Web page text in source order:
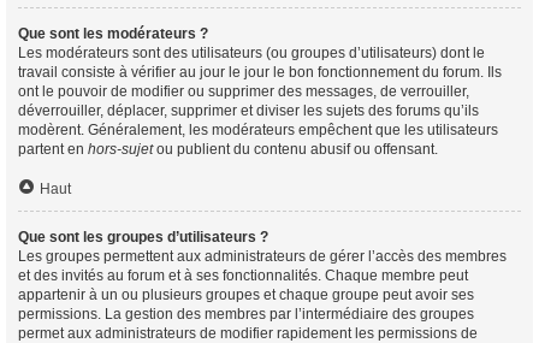
Que sont les modérateurs ?
Les modérateurs sont des utilisateurs (ou groupes d’utilisateurs) dont le
travail consiste à vérifier au jour le jour le bon fonctionnement du forum. Ils
ont le pouvoir de modifier ou supprimer des messages, de verrouiller,
déverrouiller, déplacer, supprimer et diviser les sujets des forums qu’ils
modèrent. Généralement, les modérateurs empêchent que les utilisateurs
partent en hors-sujetou publient du contenu abusif ou offensant.
Haut
Que sont les groupes d’utilisateurs ?
Les groupes permettent aux administrateurs de gérer l’accès des membres
et des invités au forum et à ses fonctionnalités. Chaque membre peut
appartenir à un ou plusieurs groupes et chaque groupe peut avoir ses
permissions. La gestion des membres par l’intermédiaire des groupes
permet aux administrateurs de modifier rapidement les permissions de